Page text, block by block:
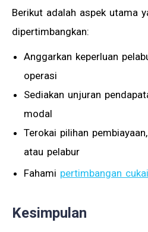
Berikut adalah aspek utama
dipertimbangkan:
Anggarkan keperluan
operasi
Sediakan unjuran
modal
Terokai pilihan
atau pelabur
Fahami pertimbangan cukai
Kesimpulan